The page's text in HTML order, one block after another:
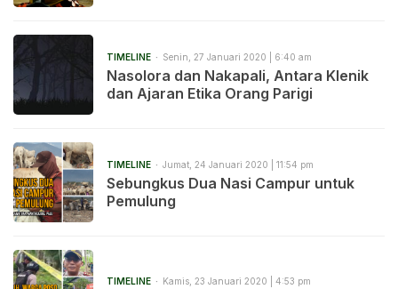
TIMELINE Senin, 27 Januari 2020 | 6:40 am
Nasolora dan Nakapali, Antara Klenik
dan Ajaran Etika Orang Parigi
TIMELINE Jumat, 24 Januari 2020 | 11:54 pm
Sebungkus Dua Nasi Campur untuk
Pemulung
TIMELINE Kamis, 23 Januari 2020 | 4:53 pm